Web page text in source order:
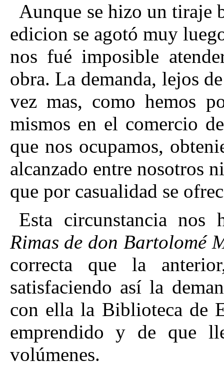
Aunque se hizo un tiraje
edicion se agotó muy
nos fué imposible
obra. La demanda, lejos
vez mas, como hemos
mismos en el comercio
que nos ocupamos,
alcanzado entre nosotros
que por casualidad se
Esta circunstancia nos
Rimas de don Bartolomé
correcta que la
satisfaciendo así la
con ella la Biblioteca de
emprendido y de que
volúmenes.